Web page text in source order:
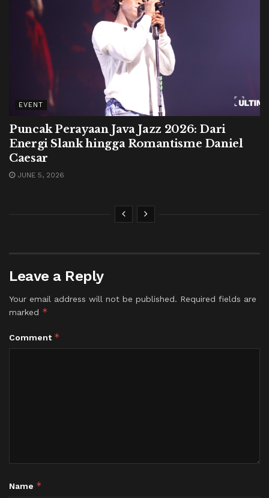
EVENT
Puncak Perayaan Java Jazz 2026: Dari
Energi Slank hingga Romantisme Daniel
Caesar
JUNE 5, 2026
Leave a Reply
Your email address will not be published. Required fields are
marked *
Comment *
Name *